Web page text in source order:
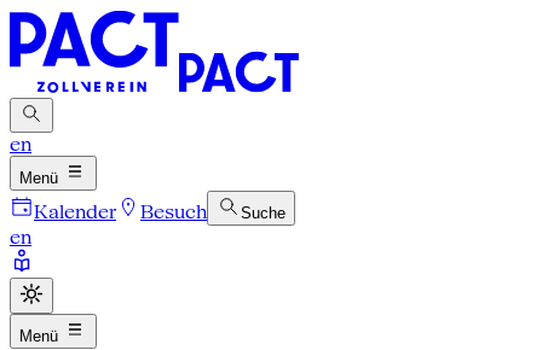
en
Menü
Kalender Besuch Suche
en
Menü